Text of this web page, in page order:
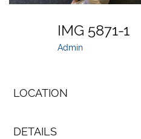
IMG 5871-1
Admin
LOCATION
DETAILS